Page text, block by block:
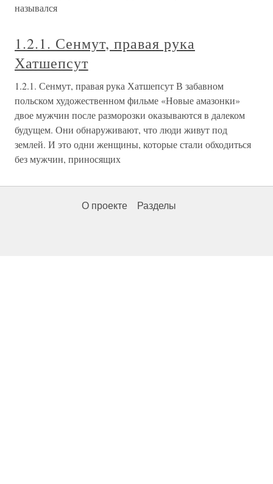
назывался
1.2.1. Сенмут, правая рука
Хатшепсут
1.2.1. Сенмут, правая рука Хатшепсут В забавном
польском художественном фильме «Новые амазонки»
двое мужчин после разморозки оказываются в далеком
будущем. Они обнаруживают, что люди живут под
землей. И это одни женщины, которые стали обходиться
без мужчин, приносящих
О проекте Разделы